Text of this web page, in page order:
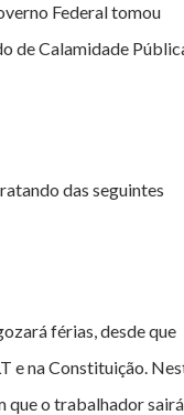
Federal tomou
de Calamidade
das seguintes
férias, desde que
e na Constituição.
que o trabalhador sairá